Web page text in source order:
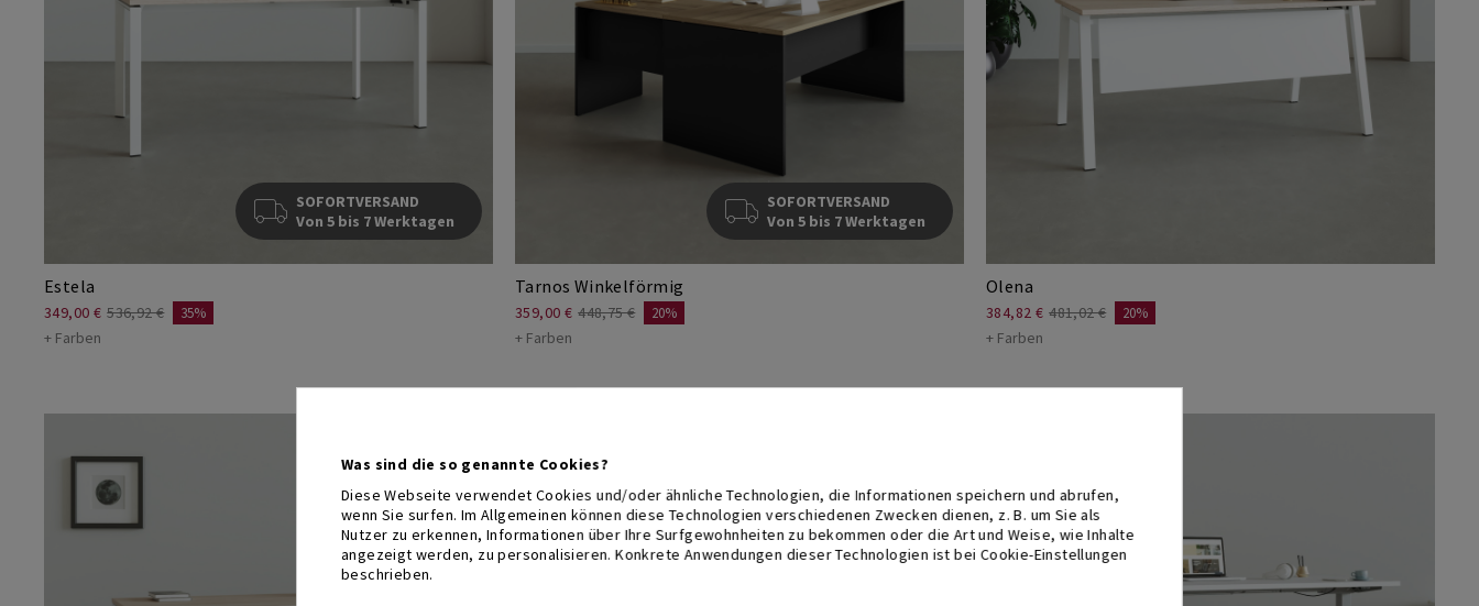
SOFORTVERSAND
Von 5 bis 7 Werktagen
Estela
349,00 € 536,92 € 35%
+ Farben
SOFORTVERSAND
Von 5 bis 7 Werktagen
Tarnos Winkelförmig
359,00 € 448,75 € 20%
+ Farben
Olena
384,82 € 481,02 € 20%
+ Farben
Was sind die so genannte Cookies?
Diese Webseite verwendet Cookies und/oder ähnliche Technologien, die Informationen speichern und abrufen,
wenn Sie surfen. Im Allgemeinen können diese Technologien verschiedenen Zwecken dienen, z. B. um Sie als
Nutzer zu erkennen, Informationen über Ihre Surfgewohnheiten zu bekommen oder die Art und Weise, wie Inhalte
angezeigt werden, zu personalisieren. Konkrete Anwendungen dieser Technologien ist bei Cookie-Einstellungen
beschrieben.